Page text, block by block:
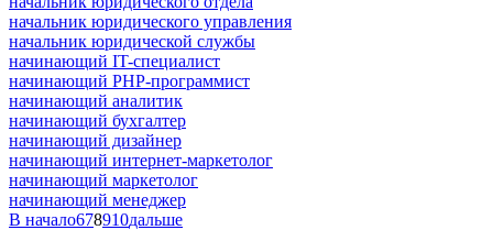
начальник юридического управления
начальник юридической службы
начинающий IT-специалист
начинающий PHP-программист
начинающий аналитик
начинающий бухгалтер
начинающий дизайнер
начинающий интернет-маркетолог
начинающий маркетолог
начинающий менеджер
В начало678910дальше